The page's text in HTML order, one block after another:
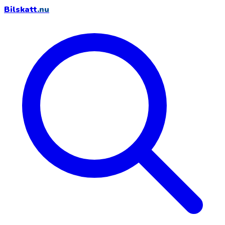
Bilskatt.nu